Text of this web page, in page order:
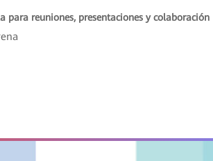
para reuniones, presentaciones y colaboración